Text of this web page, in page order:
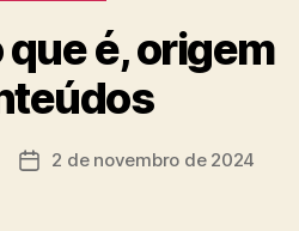
que é, origem
Data2 de novembro de 2024